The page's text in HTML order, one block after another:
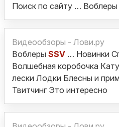
Поиск по сайту … Воблеры
Видеообзоры - Лови.ру
Воблеры SSV … Новинки
Волшебная коробочка
лески Лодки Блесны и
Твитчинг Это интересно